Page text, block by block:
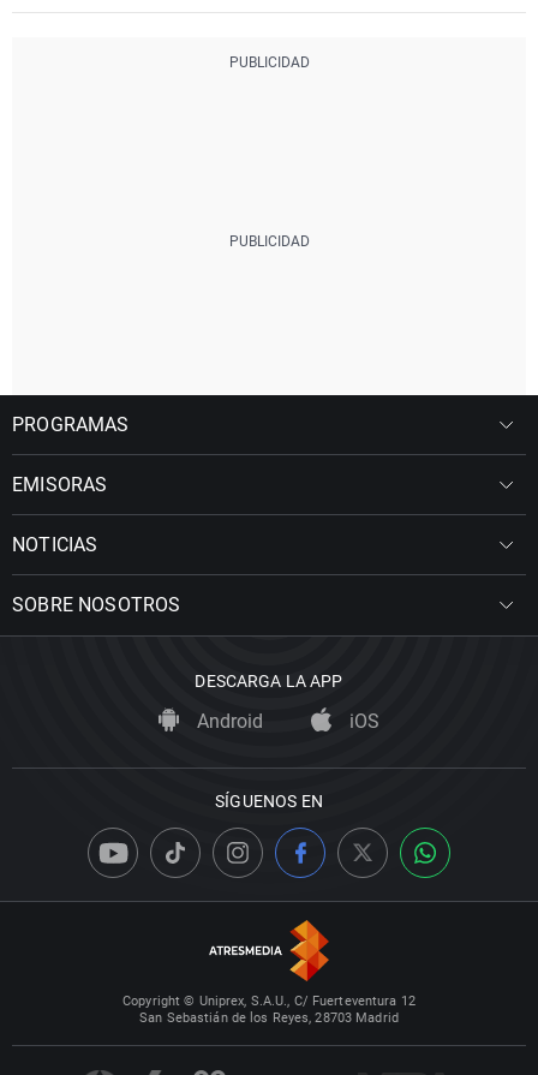
PROGRAMAS
EMISORAS
NOTICIAS
SOBRE NOSOTROS
DESCARGA LA APP
Android iOS
SÍGUENOS EN
Copyright © Uniprex, S.A.U., C/ Fuerteventura 12
San Sebastián de los Reyes, 28703 Madrid